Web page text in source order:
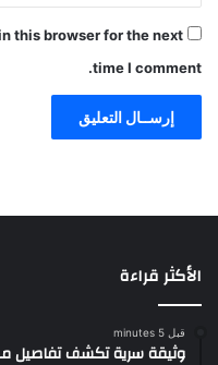
this browser for the next
time I comment.
الأكثر قراءة
قبل 5 minutes
وثيقة سرية تكشف تفاصيل مشروع